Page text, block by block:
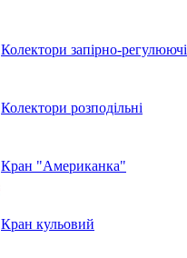
Колектори запірно-регулюючі
Колектори розподільні
Кран "Американка"
Кран кульовий